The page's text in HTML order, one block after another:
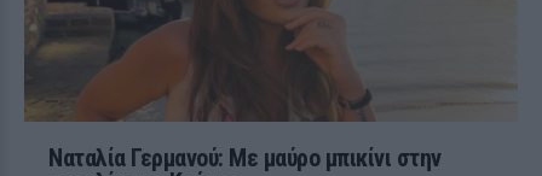
Ναταλία Γερμανού: Με μαύρο μπικίνι στην